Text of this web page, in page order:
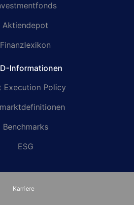
Aktiendepot
Finanzlexikon
Informationen
Execution Policy
Benchmarks
ESG
Karriere